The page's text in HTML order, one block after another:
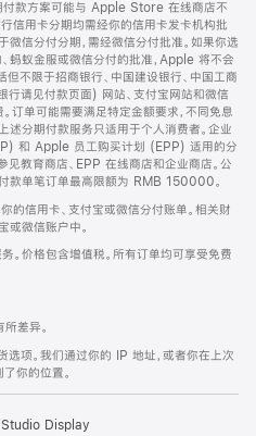
款方案可能与 Apple Store 在线商店不
信用卡分期均需经你的信用卡发卡机构批
微信分付分期，需经微信分付批准。如果你选
蚂蚁金服或微信分付的批准，Apple 将不会
不限于招商银行、中国建设银行、中国工商
行请见付款页面) 网站、支付宝网站和微信
订单可能需要满足特定金额要求，不同免息
述分期付款服务只适用于个人消费者。企业
和 Apple 员工购买计划 (EPP) 适用的分
见教育商店、EPP 在线商店和企业商店。公
款单笔订单最高限额为 RMB 150000。
的信用卡、支付宝或微信分付账单。相关财
或微信账户中。
。价格包含增值税。所有订单均可享受免费
差异。
选项。我们通过你的 IP 地址，或者你在上次
你的位置。
Display